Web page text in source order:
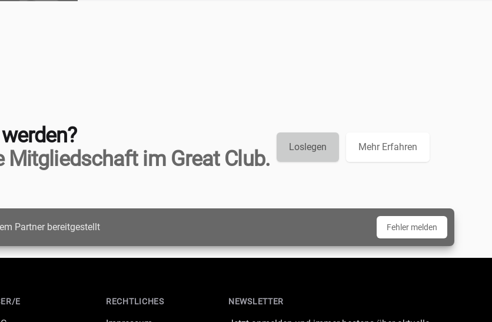
Mitgliedschaft im Great Club.
Loslegen Mehr Erfahren
Partner bereitgestellt Fehler melden
E RECHTLICHES NEWSLETTER